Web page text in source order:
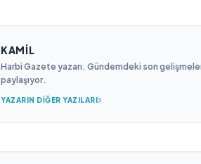
KAMIL
Harbi Gazete yazarı. Gündemdeki son
paylaşıyor.
YAZARIN DIĞER YAZILARI